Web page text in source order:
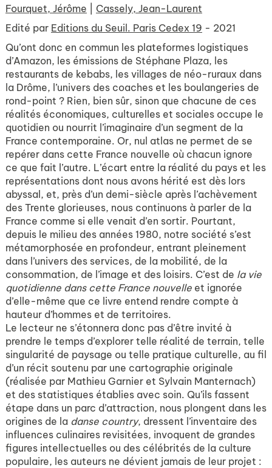
Fourquet, Jérôme
Cassely, Jean-Laurent
Edité par Editions du Seuil. Paris Cedex 19 - 2021
Qu’ont donc en commun les plateformes logistiques
d’Amazon, les émissions de Stéphane Plaza, les
restaurants de kebabs, les villages de néo-ruraux dans
la Drôme, l’univers des coaches et les boulangeries de
rond-point ? Rien, bien sûr, sinon que chacune de ces
réalités économiques, culturelles et sociales occupe le
quotidien ou nourrit l’imaginaire d’un segment de la
France contemporaine. Or, nul atlas ne permet de se
repérer dans cette France nouvelle où chacun ignore
ce que fait l’autre. L’écart entre la réalité du pays et les
représentations dont nous avons hérité est dès lors
abyssal, et, près d’un demi-siècle après l’achèvement
des Trente glorieuses, nous continuons à parler de la
France comme si elle venait d’en sortir. Pourtant,
depuis le milieu des années 1980, notre société s’est
métamorphosée en profondeur, entrant pleinement
dans l’univers des services, de la mobilité, de la
consommation, de l’image et des loisirs. C’est de la vie
quotidienne dans cette France nouvelle et ignorée
d’elle-même que ce livre entend rendre compte à
hauteur d’hommes et de territoires.
Le lecteur ne s’étonnera donc pas d’être invité à
prendre le temps d’explorer telle réalité de terrain, telle
singularité de paysage ou telle pratique culturelle, au fil
d’un récit soutenu par une cartographie originale
(réalisée par Mathieu Garnier et Sylvain Manternach)
et des statistiques établies avec soin. Qu’ils fassent
étape dans un parc d’attraction, nous plongent dans les
origines de la danse country, dressent l’inventaire des
influences culinaires revisitées, invoquent de grandes
figures intellectuelles ou des célébrités de la culture
populaire, les auteurs ne dévient jamais de leur projet :